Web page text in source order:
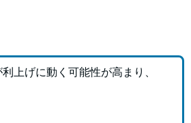
上げに動く可能性が高まり、